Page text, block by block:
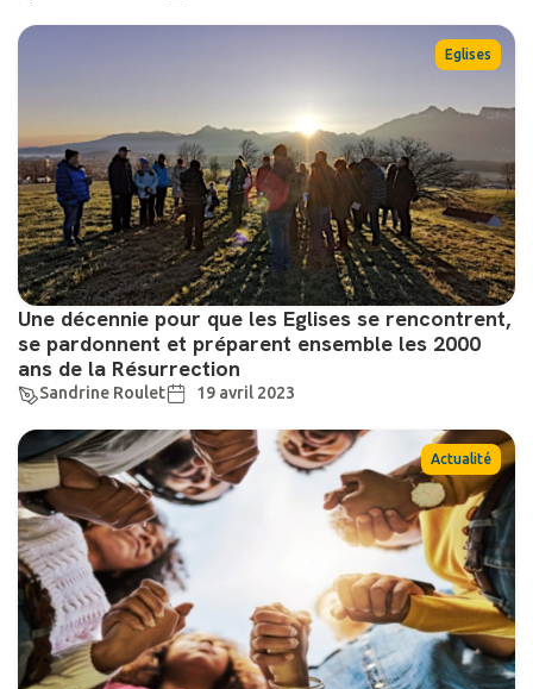
Eglises
Une décennie pour que les Eglises se rencontrent,
se pardonnent et préparent ensemble les 2000
ans de la Résurrection
Sandrine Roulet 19 avril 2023
Actualité